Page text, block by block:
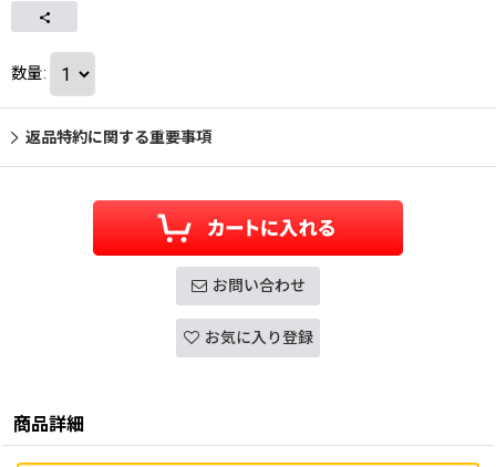
数量:
返品特約に関する重要事項
お問い合わせ
お気に入り登録
商品詳細